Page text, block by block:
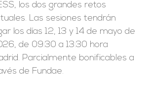
los dos grandes retos
Las sesiones tendrán
los días 12, 13 y 14 de mayo de
de 09:30 a 13:30 hora
Parcialmente bonificables a
de Fundae.